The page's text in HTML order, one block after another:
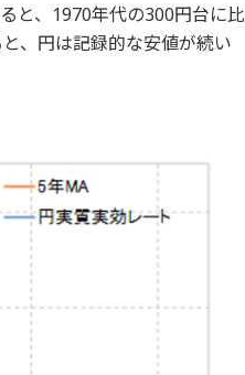
と、1970年代の300円台に比
、円は記録的な安値が続い